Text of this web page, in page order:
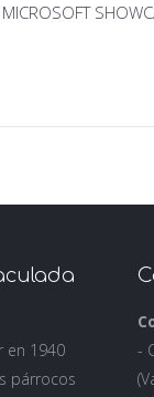
en 1940
párrocos
-